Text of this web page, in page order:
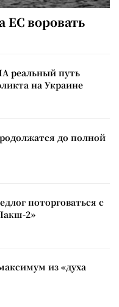
ЕС воровать
реальный путь
на Украине
до полной
поторговаться с
2»
из «духа